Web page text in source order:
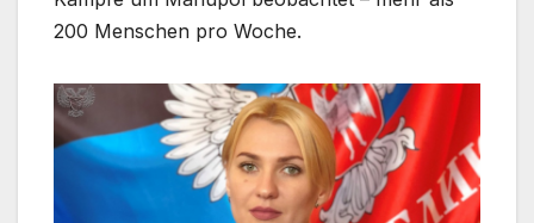
200 Menschen pro Woche.